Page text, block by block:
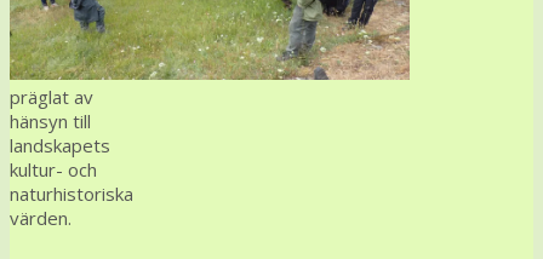
präglat av
hänsyn till
landskapets
kultur- och
naturhistoriska
värden.